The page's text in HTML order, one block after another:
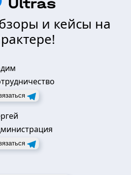
и кейсы на